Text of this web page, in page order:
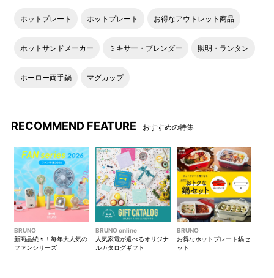
ホットプレート ホットプレート お得なアウトレット商品
ホットサンドメーカー ミキサー・ブレンダー 照明・ランタン
ホーロー両手鍋 マグカップ
RECOMMEND FEATURE おすすめの特集
BRUNO
新商品続々！毎年大人気の
ファンシリーズ
BRUNO online
人気家電が選べるオリジナ
ルカタログギフト
BRUNO
お得なホットプレート鍋セ
ット